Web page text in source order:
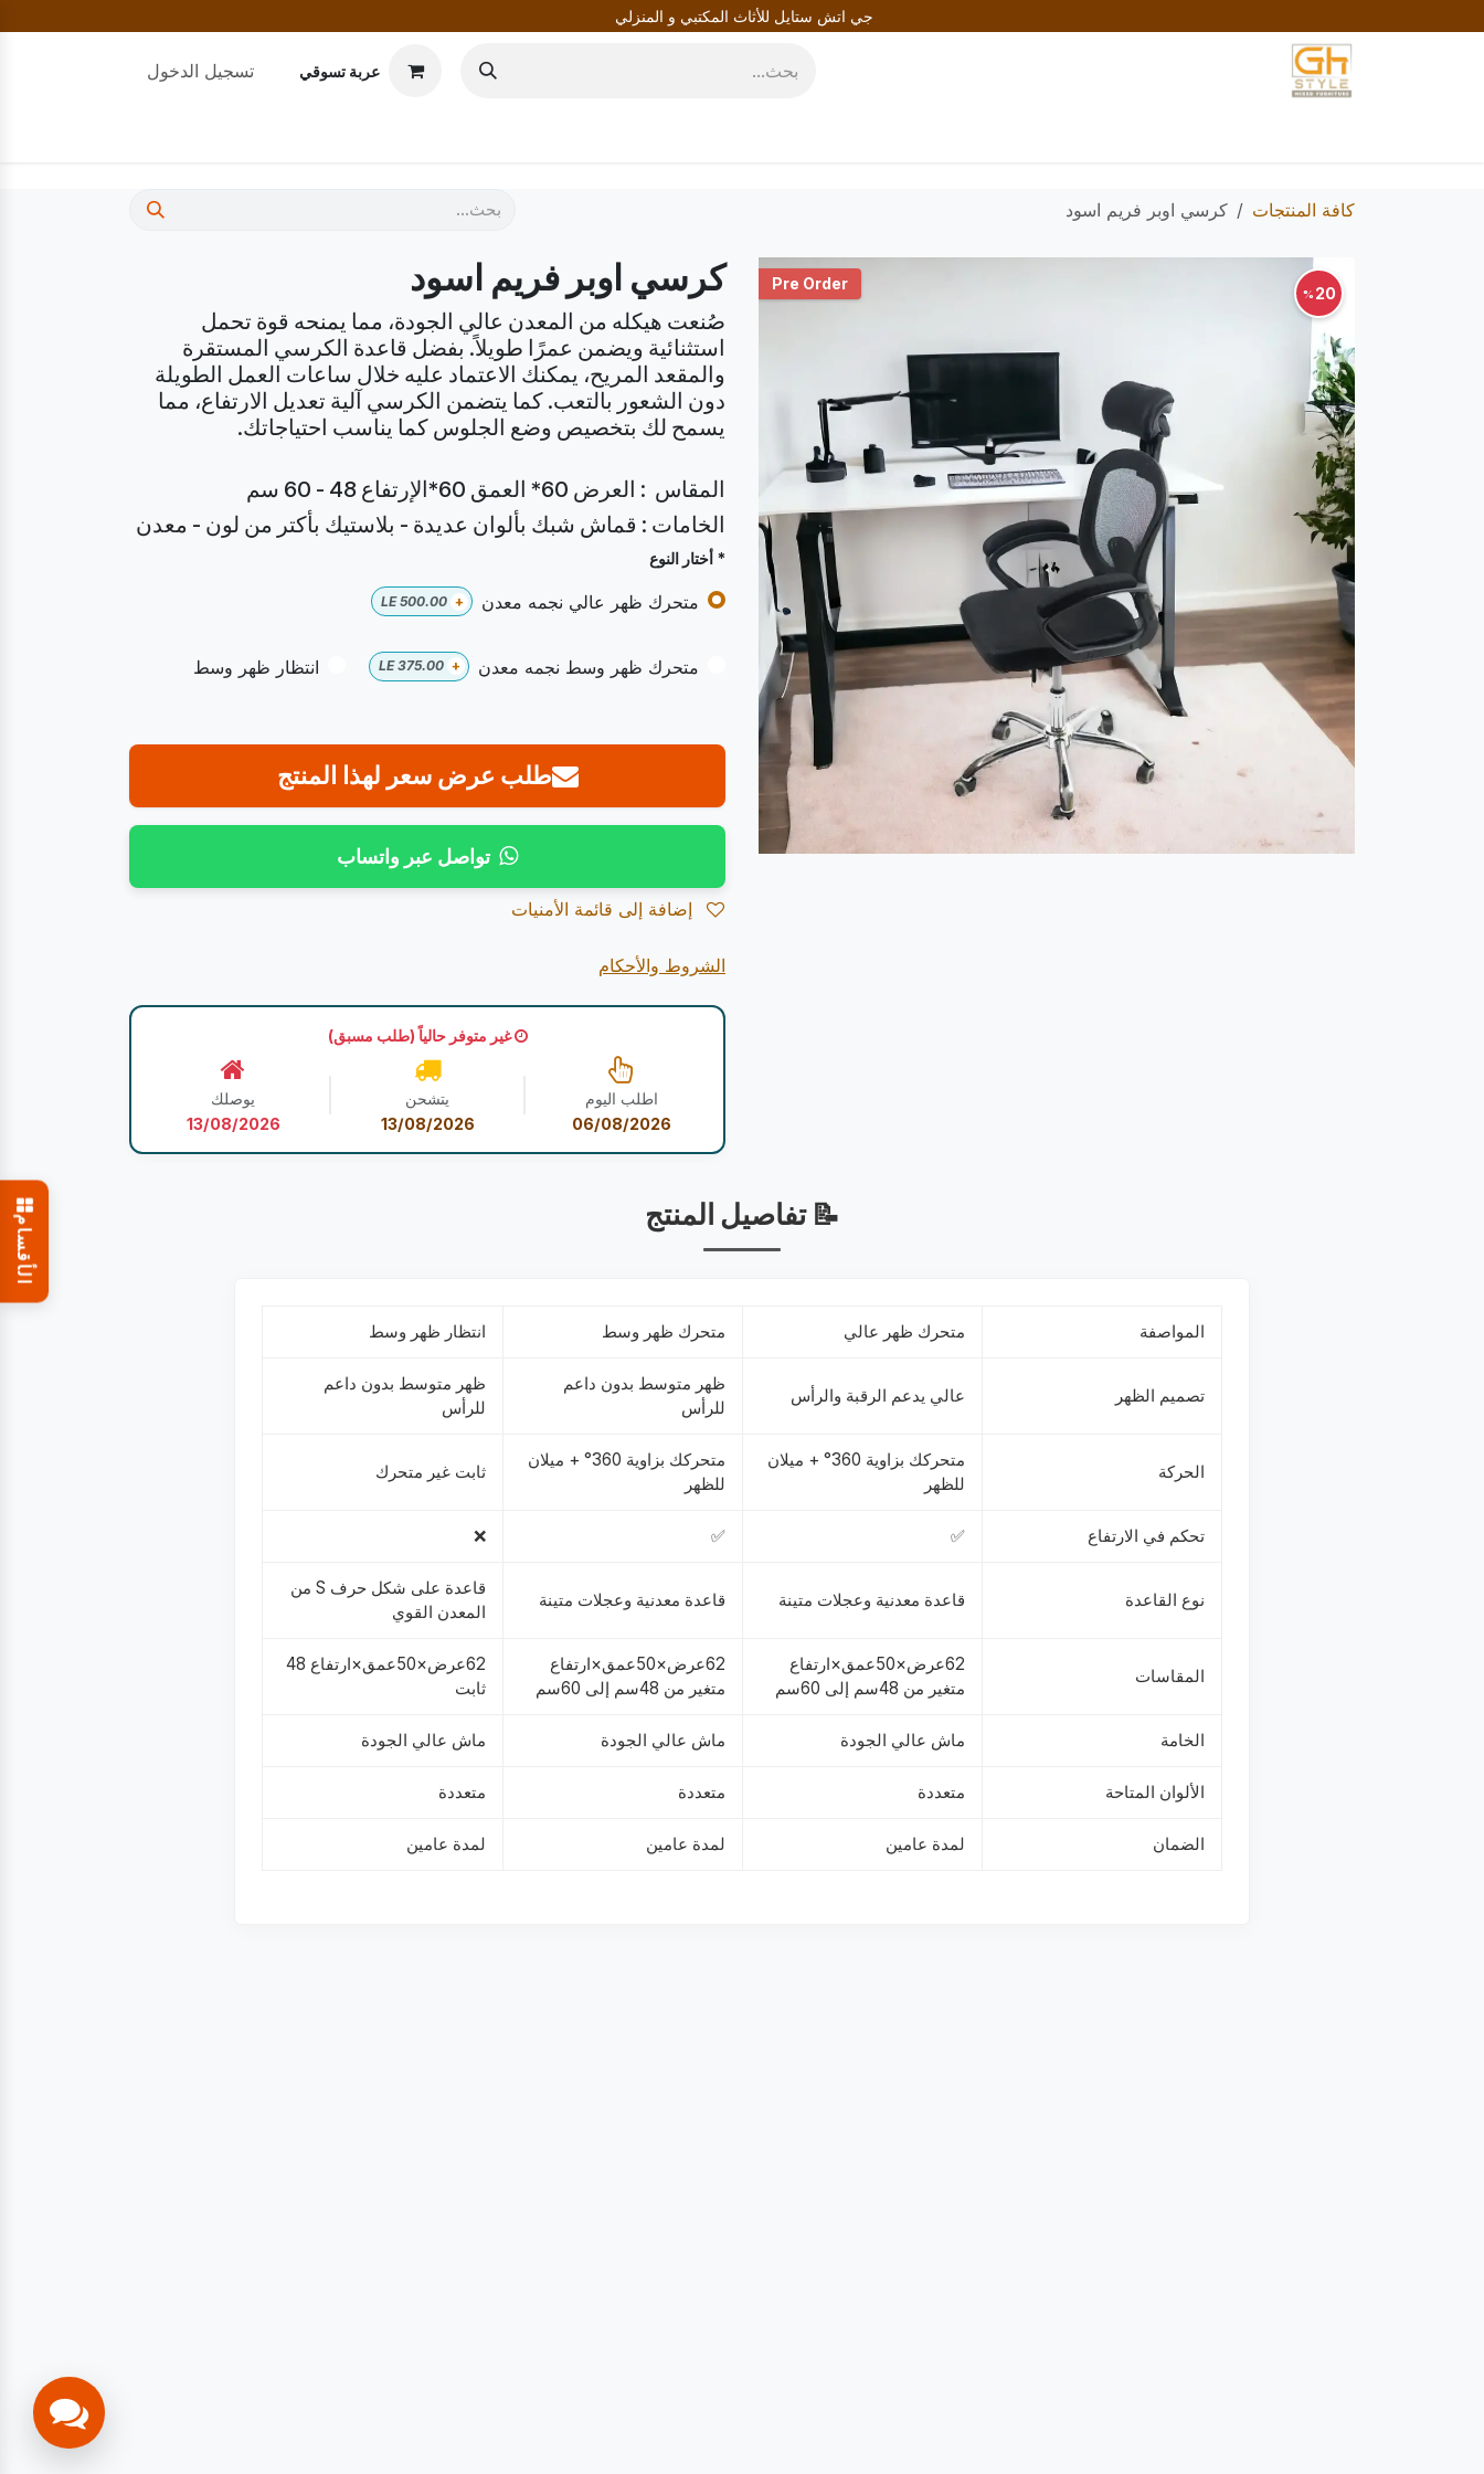
الأقسام
جي اتش ستايل للأثاث المكتبي و المنزلي
عربة تسوقي تسجيل الدخول
كافة المنتجات كرسي اوبر فريم اسود
Pre Order 20
% كرسي اوبر فريم اسود
صُنعت هيكله من المعدن عالي الجودة، مما يمنحه قوة تحمل
استثنائية ويضمن عمرًا طويلاً. بفضل قاعدة الكرسي المستقرة
والمقعد المريح، يمكنك الاعتماد عليه خلال ساعات العمل الطويلة
دون الشعور بالتعب. كما يتضمن الكرسي آلية تعديل الارتفاع، مما
يسمح لك بتخصيص وضع الجلوس كما يناسب احتياجاتك.
المقاس : العرض 60* العمق 60*الإرتفاع 48 - 60 سم
الخامات : قماش شبك بألوان عديدة - بلاستيك بأكتر من لون - معدن
* أختار النوع
متحرك ظهر عالي نجمه معدن +
500.00
LE
متحرك ظهر وسط نجمه معدن +
375.00
LE انتظار ظهر وسط
طلب عرض سعر لهذا المنتج
تواصل عبر واتساب
الشروط والأحكام
غير متوفر حالياً (طلب مسبق)
اطلب اليوم
06/08/2026
يتشحن
13/08/2026
يوصلك
13/08/2026
📝 تفاصيل المنتج
المواصفة متحرك ظهر عالي متحرك ظهر وسط انتظار ظهر وسط
تصميم الظهر عالي يدعم الرقبة والرأس
ظهر متوسط بدون داعم
للرأس
ظهر متوسط بدون داعم
للرأس
الحركة
متحركك بزاوية 360° + ميلان
للظهر
متحركك بزاوية 360° + ميلان
للظهر
ثابت غير متحرك
تحكم في الارتفاع ✅
✅
❌
نوع القاعدة قاعدة معدنية وعجلات متينة قاعدة معدنية وعجلات متينة
قاعدة على شكل حرف S من
المعدن القوي
المقاسات
62عرض×50عمق×ارتفاع
متغير من 48سم إلى 60سم
62عرض×50عمق×ارتفاع
متغير من 48سم إلى 60سم
62عرض×50عمق×ارتفاع 48
ثابت
الخامة ماش عالي الجودة ماش عالي الجودة ماش عالي الجودة
الألوان المتاحة متعددة متعددة متعددة
الضمان لمدة عامين لمدة عامين لمدة عامين